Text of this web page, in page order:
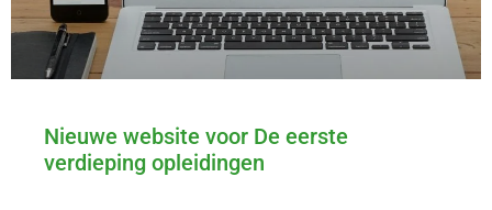
Nieuwe website voor De eerste
verdieping opleidingen